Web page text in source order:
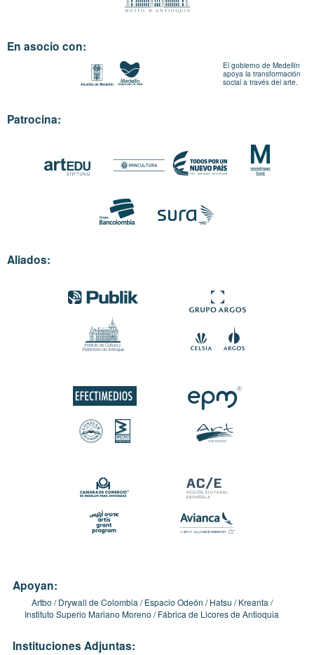
En asocio con:
El gobierno de Medellín
apoya la transformación
social a través del arte.
Patrocina:
Aliados:
Apoyan:
Artbo Drywall de Colombia Espacio Odeón Hatsu
Kreanta
Instituto Superio Mariano Moreno
Fábrica de Licores de Antioquia
Instituciones Adjuntas: